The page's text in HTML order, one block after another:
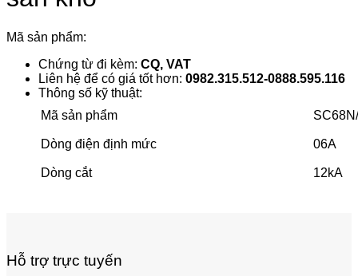
Mã sản phẩm:
Chứng từ đi kèm: CQ, VAT
Liên hệ để có giá tốt hơn: 0982.315.512-0888.595.116
Thông số kỹ thuật:
Mã sản phẩm
Dòng điện định mức 06A
Dòng cắt 12kA
Hỗ trợ trực tuyến